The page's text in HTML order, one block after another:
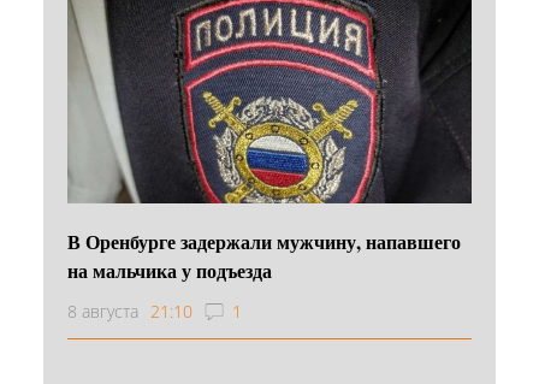
В Оренбурге задержали мужчину, напавшего
на мальчика у подъезда
8 августа 21:10 1